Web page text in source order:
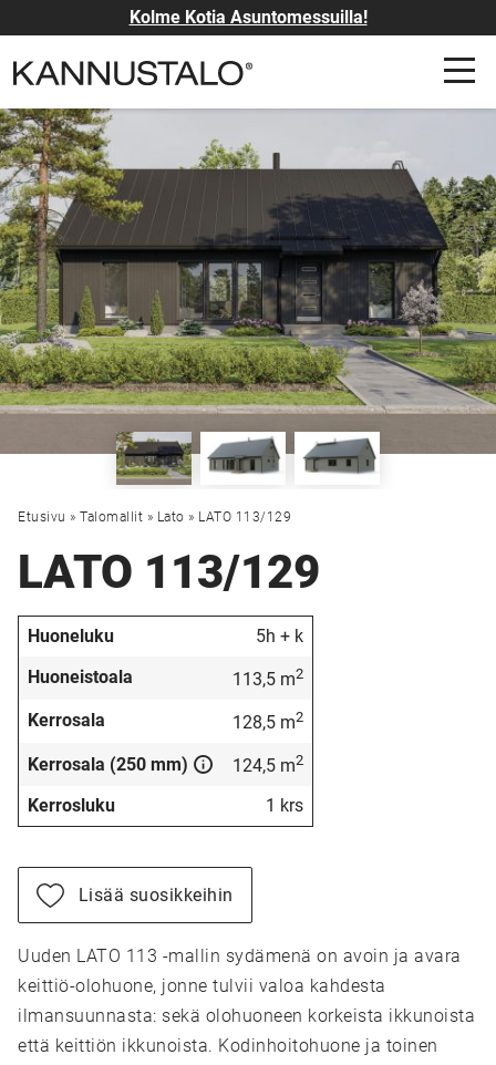
Kolme Kotia Asuntomessuilla!
Etusivu » Talomallit » Lato » LATO 113/129
LATO 113/129
Huoneluku
5h + k
Huoneistoala
113,5 m2
Kerrosala 128,5 m2
Kerrosala (250 mm) 124,5 m2
Kerrosluku 1 krs
Lisää suosikkeihin
Uuden LATO 113 -mallin sydämenä on avoin ja avara
keittiö-olohuone, jonne tulvii valoa kahdesta
ilmansuunnasta: sekä olohuoneen korkeista ikkunoista
että keittiön ikkunoista. Kodinhoitohuone ja toinen